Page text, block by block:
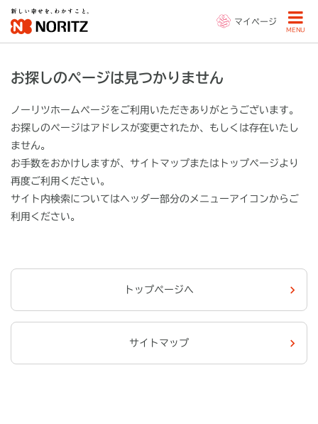
マイページ
MENU
お探しのページは見つかりません
ノーリツホームページをご利用いただきありがとうございます。
お探しのページはアドレスが変更されたか、もしくは存在いたし
ません。
お手数をおかけしますが、サイトマップまたはトップページより
再度ご利用ください。
サイト内検索についてはヘッダー部分の メニューアイコンからご
利用ください。
トップページへ
サイトマップ